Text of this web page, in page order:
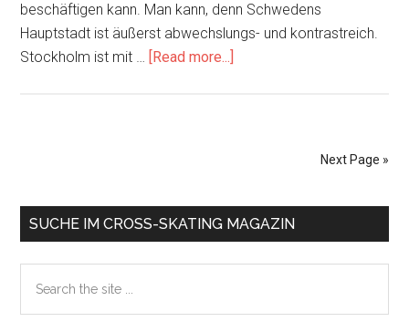
beschäftigen kann. Man kann, denn Schwedens
Hauptstadt ist äußerst abwechslungs- und kontrastreich.
Stockholm ist mit …
[Read more...]
Next Page »
Primary
SUCHE IM CROSS-SKATING MAGAZIN
the